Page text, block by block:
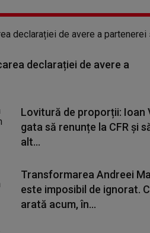
declarației de avere a
Lovitură de proporții: Ioan
gata să renunțe la CFR și
alt...
Transformarea Andreei
este imposibil de ignorat.
arată acum, în...